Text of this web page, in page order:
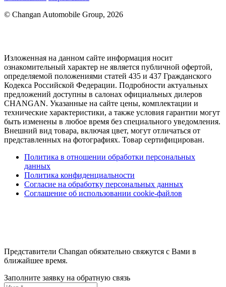
© Changan Automobile Group, 2026
Изложенная на данном сайте информация носит
ознакомительный характер не является публичной офертой,
определяемой положениями статей 435 и 437 Гражданского
Кодекса Российской Федерации. Подробности актуальных
предложений доступны в салонах официальных дилеров
CHANGAN. Указанные на сайте цены, комплектации и
технические характеристики, а также условия гарантии могут
быть изменены в любое время без специального уведомления.
Внешний вид товара, включая цвет, могут отличаться от
представленных на фотографиях. Товар сертифицирован.
Политика в отношении обработки персональных
данных
Политика конфиденциальности
Согласие на обработку персональных данных
Соглашение об использовании cookie-файлов
Представители Changan обязательно свяжутся с Вами в
ближайшее время.
Заполните заявку на обратную связь